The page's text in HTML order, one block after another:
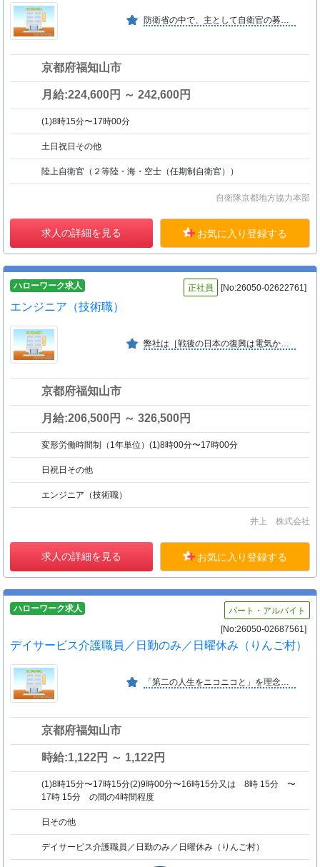
防衛省の中で、主として自衛官の募集・採用に関する業務を担当している。
京都府福知山市
月給:224,600円 ～ 242,600円
(1)8時15分〜17時00分
土日祝日その他
陸上自衛官（２等陸・海・空士（任期制自衛官））
自衛隊京都地方協力本部
求人の詳細を見る お気に入り登録する
ハローワーク求人 正社員 [No:26050-02622761]
エンジニア（技術職）
弊社は［戦後の日本の復興は電気から］の願いを込めて昭和２２年１月に電設資材の卸売業として創業しました。時代の変化を先取りできる活力ある企業づくりをめざし、努力を重ねています。
京都府福知山市
月給:206,500円 ～ 326,500円
変形労働時間制（1年単位）(1)8時00分〜17時00分
日祝日その他
エンジニア（技術職）
井上 株式会社
求人の詳細を見る お気に入り登録する
ハローワーク求人
パート・アルバイト
[No:26050-02687561]
デイサービス介護職員／日勤のみ／日曜休み（りんご村）
「第二の人生をニコニコと」を理念に、地域の高齢者が住み慣れた場所で安心して暮らせるよう、多職種が連携し支援しています。未経験の方も安心して働ける環境です。
京都府福知山市
時給:1,122円 ～ 1,122円
(1)8時15分〜17時15分(2)9時00分〜16時15分又は 8時 15分 〜
17時 15分 の間の4時間程度
日その他
デイサービス介護職員／日勤のみ／日曜休み（りんご村）